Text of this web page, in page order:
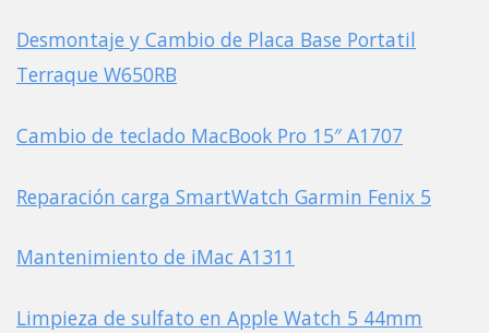
Desmontaje y Cambio de Placa Base Portatil
Terraque W650RB
Cambio de teclado MacBook Pro 15″ A1707
Reparación carga SmartWatch Garmin Fenix 5
Mantenimiento de iMac A1311
Limpieza de sulfato en Apple Watch 5 44mm